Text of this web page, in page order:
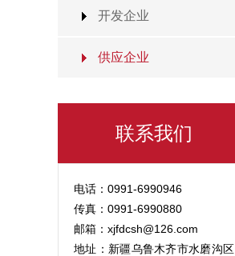
开发企业
供应企业
联系我们
电话：0991-6990946
传真：0991-6990880
邮箱：xjfdcsh@126.com
地址：新疆乌鲁木齐市水磨沟区